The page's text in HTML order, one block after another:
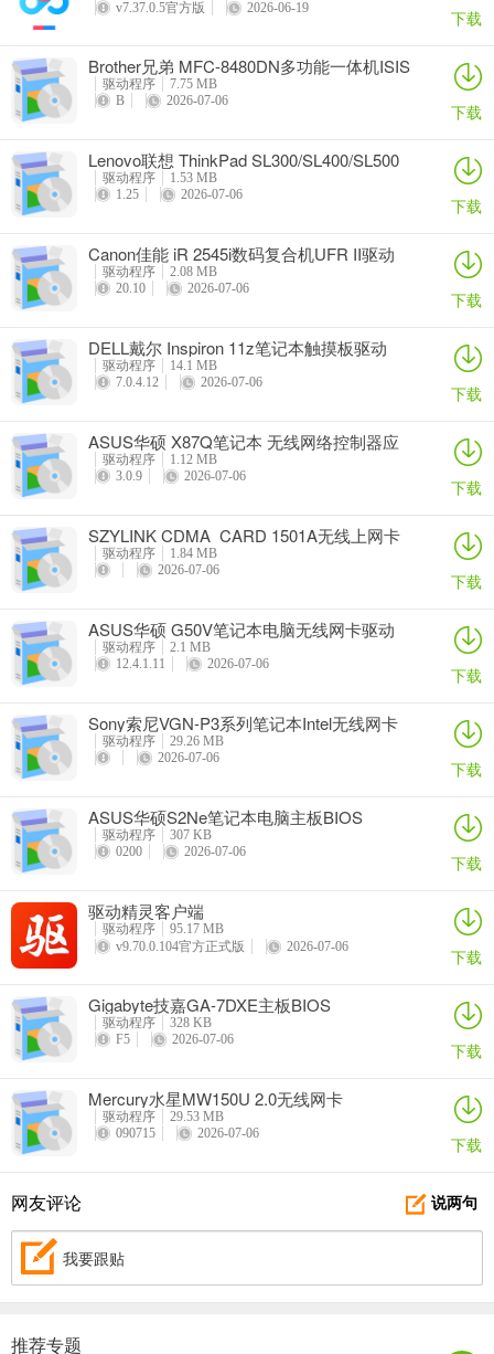
v7.37.0.5官方版
2026-06-19 下载
Brother兄弟 MFC-8480DN多功能一体机ISIS
驱动
驱动程序
7.75 MB
B
2026-07-06 下载
Lenovo联想 ThinkPad SL300/SL400/SL500
笔记本BIOS
驱动程序
1.53 MB
1.25
2026-07-06 下载
Canon佳能 iR 2545i数码复合机UFR II驱动
驱动程序
2.08 MB
20.10
2026-07-06 下载
DELL戴尔 Inspiron 11z笔记本触摸板驱动
驱动程序
14.1 MB
7.0.4.12
2026-07-06 下载
ASUS华硕 X87Q笔记本 无线网络控制器应
用程序
驱动程序
1.12 MB
3.0.9
2026-07-06 下载
SZYLINK CDMA_CARD 1501A无线上网卡
驱动程序
1.84 MB
2026-07-06
下载
ASUS华硕 G50V笔记本电脑无线网卡驱动
驱动程序
2.1 MB
12.4.1.11
2026-07-06 下载
Sony索尼VGN-P3系列笔记本Intel无线网卡
驱动
驱动程序
29.26 MB
2026-07-06
下载
ASUS华硕S2Ne笔记本电脑主板BIOS
驱动程序
307 KB
0200
2026-07-06 下载
驱动精灵客户端
驱动程序
95.17 MB
v9.70.0.104官方正式版
2026-07-06 下载
Gigabyte技嘉GA-7DXE主板BIOS
驱动程序
328 KB
F5
2026-07-06 下载
Mercury水星MW150U 2.0无线网卡
驱动程序
29.53 MB
090715
2026-07-06 下载
说两句
网友评论
我要跟贴
推荐专题